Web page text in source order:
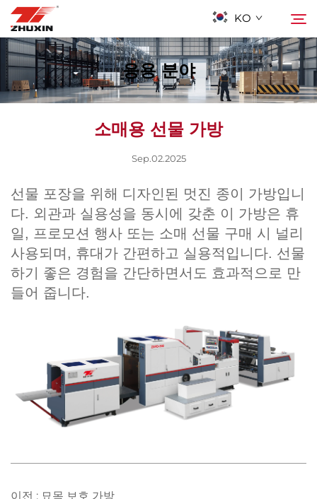
KO
제품
뉴스
연락하기
자주 묻는 질문
검색
응용 분야
소매용 선물 가방
Sep.02.2025
선물 포장을 위해 디자인된 멋진 종이 가방입니
다. 외관과 실용성을 동시에 갖춘 이 가방은 휴
일, 프로모션 행사 또는 소매 선물 구매 시 널리
사용되며, 휴대가 간편하고 실용적입니다. 선물
하기 좋은 경험을 간단하면서도 효과적으로 만
들어 줍니다.
이전 : 묘목 보호 가방